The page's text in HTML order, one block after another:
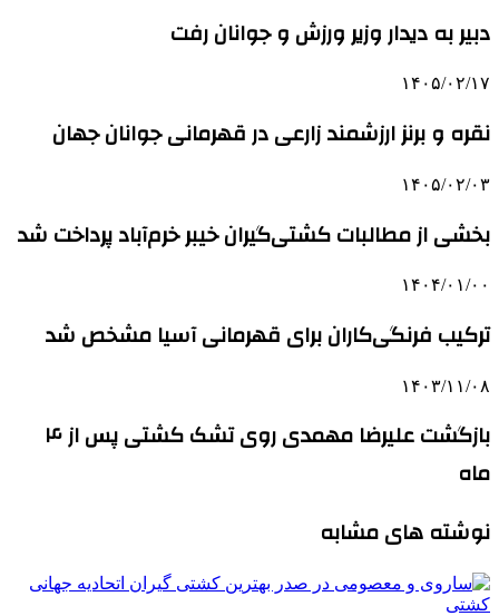
دبیر به دیدار وزیر ورزش و جوانان رفت
۱۴۰۵/۰۲/۱۷
نقره و برنز ارزشمند زارعی در قهرمانی جوانان جهان
۱۴۰۵/۰۲/۰۳
بخشی از مطالبات کشتی‌گیران خیبر خرم‌آباد پرداخت شد
۱۴۰۴/۰۱/۰۰
ترکیب فرنگی‌کاران برای قهرمانی آسیا مشخص شد
۱۴۰۳/۱۱/۰۸
بازگشت علیرضا مهمدی روی تشک کشتی پس از ۴
ماه
نوشته های مشابه